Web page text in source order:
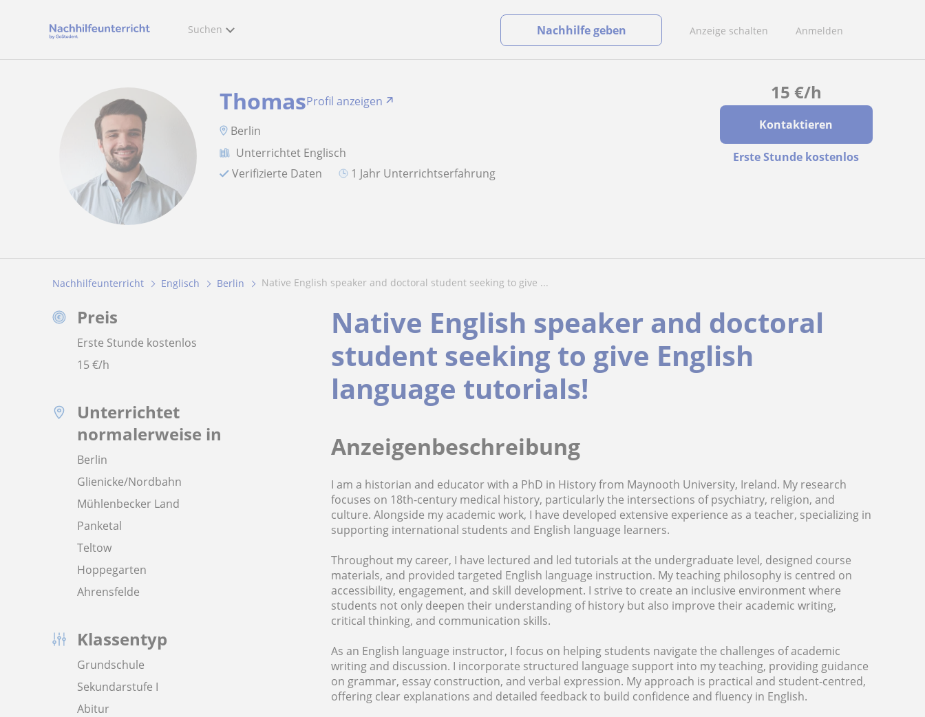
Suchen Anzeige schalten Anmelden
Nachhilfe geben
15 €/h
Kontaktieren
Erste Stunde kostenlos
ThomasProfil anzeigen
Berlin
Unterrichtet Englisch
Verifizierte Daten
1 Jahr Unterrichtserfahrung
Nachhilfeunterricht Englisch Berlin Native English speaker and doctoral student seeking to give ...
Preis
Erste Stunde kostenlos
15€/h
Unterrichtet
normalerweise in
Berlin
Glienicke/Nordbahn
Mühlenbecker Land
Panketal
Teltow
Hoppegarten
Ahrensfelde
Klassentyp
Grundschule
Sekundarstufe I
Abitur
Native English speaker and doctoral
student seeking to give English
language tutorials!
Anzeigenbeschreibung
I am a historian and educator with a PhD in History from Maynooth University, Ireland. My research
focuses on 18th-century medical history, particularly the intersections of psychiatry, religion, and
culture. Alongside my academic work, I have developed extensive experience as a teacher, specializing in
supporting international students and English language learners.
Throughout my career, I have lectured and led tutorials at the undergraduate level, designed course
materials, and provided targeted English language instruction. My teaching philosophy is centred on
accessibility, engagement, and skill development. I strive to create an inclusive environment where
students not only deepen their understanding of history but also improve their academic writing,
critical thinking, and communication skills.
As an English language instructor, I focus on helping students navigate the challenges of academic
writing and discussion. I incorporate structured language support into my teaching, providing guidance
on grammar, essay construction, and verbal expression. My approach is practical and student-centred,
offering clear explanations and detailed feedback to build confidence and fluency in English.